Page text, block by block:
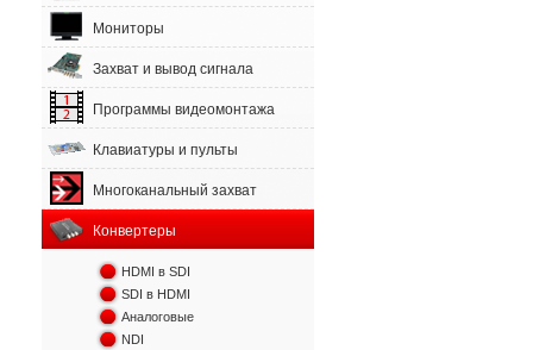
Мониторы
Захват и вывод сигнала
Программы видеомонтажа
Клавиатуры и пульты
Многоканальный захват
Конвертеры
HDMI в SDI
SDI в HDMI
Аналоговые
NDI